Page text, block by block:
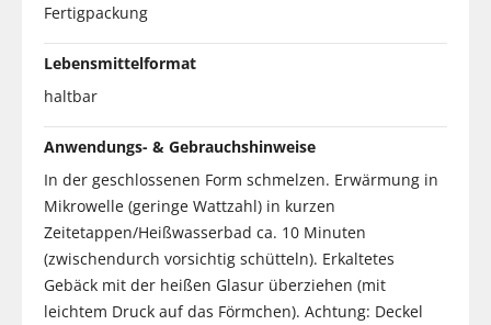
Fertigpackung
Lebensmittelformat
haltbar
Anwendungs- & Gebrauchshinweise
In der geschlossenen Form schmelzen. Erwärmung in
Mikrowelle (geringe Wattzahl) in kurzen
Zeitetappen/Heißwasserbad ca. 10 Minuten
(zwischendurch vorsichtig schütteln). Erkaltetes
Gebäck mit der heißen Glasur überziehen (mit
leichtem Druck auf das Förmchen). Achtung: Deckel